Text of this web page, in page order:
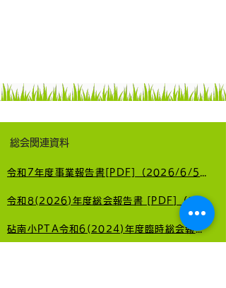
総会関連資料
令和8(2026)年度総会報告書 [PDF]（2026/6/5更新）
砧南小PTA令和6(2024)年度臨時総会報告書 [PDF]（2024/10/4更新）